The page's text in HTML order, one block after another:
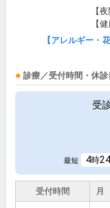
【
【
【アレルギー・
診療／受付時間・休診
受
最短 4時24
受付時間 月